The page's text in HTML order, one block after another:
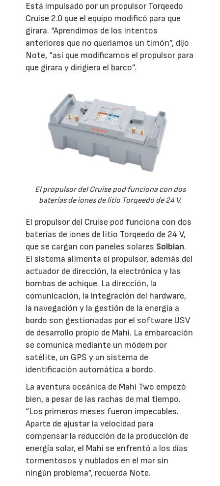
Está impulsado por un propulsor Torqeedo
Cruise 2.0 que el equipo modificó para que
girara. “Aprendimos de los intentos
anteriores que no queríamos un timón”, dijo
Note, “así que modificamos el propulsor para
que girara y dirigiera el barco”.
El propulsor del Cruise pod funciona con dos
baterías de iones de litio Torqeedo de 24 V.
El propulsor del Cruise pod funciona con dos
baterías de iones de litio Torqeedo de 24 V,
que se cargan con paneles solares Solbian.
El sistema alimenta el propulsor, además del
actuador de dirección, la electrónica y las
bombas de achique. La dirección, la
comunicación, la integración del hardware,
la navegación y la gestión de la energía a
bordo son gestionadas por el software USV
de desarrollo propio de Mahi. La embarcación
se comunica mediante un módem por
satélite, un GPS y un sistema de
identificación automática a bordo.
La aventura oceánica de Mahi Two empezó
bien, a pesar de las rachas de mal tiempo.
“Los primeros meses fueron impecables.
Aparte de ajustar la velocidad para
compensar la reducción de la producción de
energía solar, el Mahi se enfrentó a los días
tormentosos y nublados en el mar sin
ningún problema”, recuerda Note.